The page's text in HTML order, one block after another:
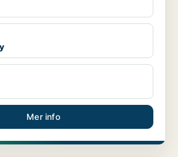
Mer info